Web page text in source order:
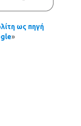
ως πηγή
»